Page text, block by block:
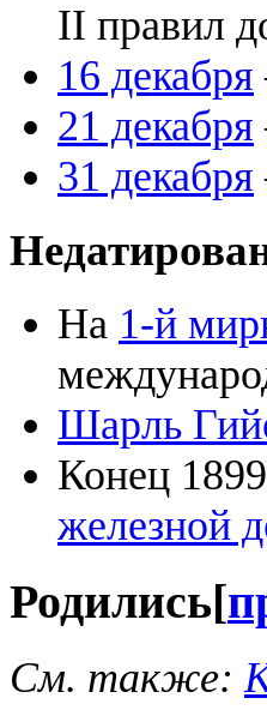
II правил
16 декабря
21 декабря
31 декабря
На 1-й
Шарль
Конец
железной
Родились[
См. также: